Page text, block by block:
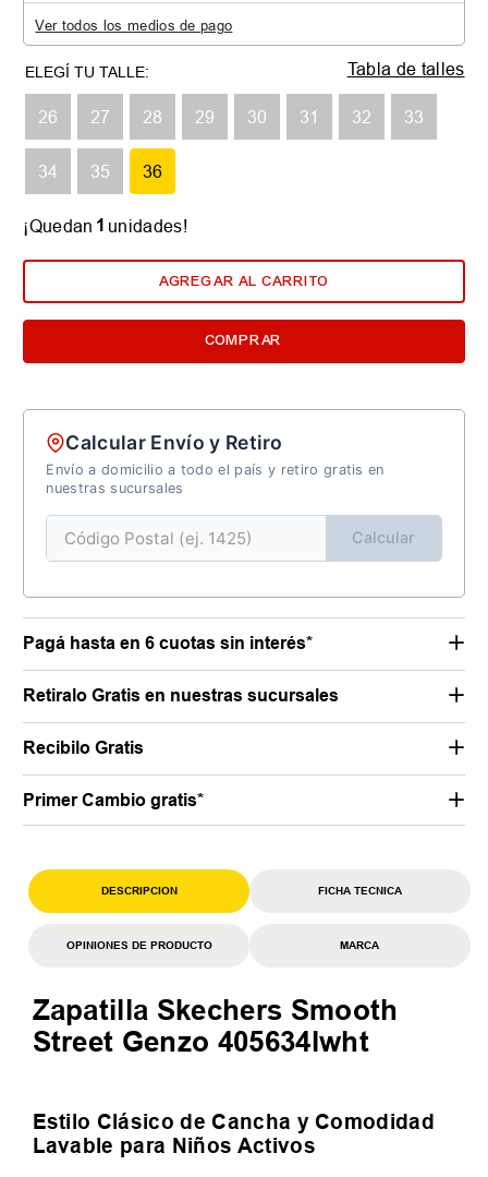
Ver todos los medios de pago
26 27 28 29 30 31 32 33
34 35 36
Tabla de talles
¡Quedan 1 unidades!
AGREGAR AL CARRITO
COMPRAR
Calcular Envío y Retiro
Envío a domicilio a todo el país y retiro gratis en
nuestras sucursales
Calcular
Pagá hasta en 6 cuotas sin interés*
Retiralo Gratis en nuestras sucursales
Recibilo Gratis
Primer Cambio gratis*
DESCRIPCION FICHA TECNICA
OPINIONES DE PRODUCTO MARCA
Zapatilla Skechers Smooth
Street Genzo 405634lwht
Estilo Clásico de Cancha y Comodidad
Lavable para Niños Activos